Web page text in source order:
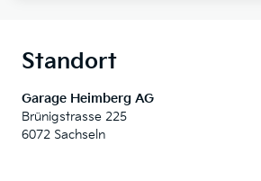
Standort
Garage Heimberg AG
Brünigstrasse 225
6072 Sachseln